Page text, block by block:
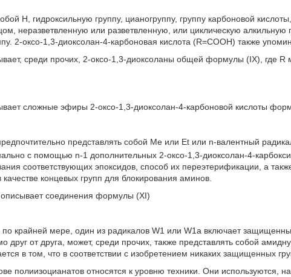
Н, гидроксильную группу, цианогруппу, группу карбоновой
неразветвленную или разветвленную, или циклическую алкильную
2-оксо-1,3-диоксолан-4-карбоновая кислота (R=СООН) также
среди прочих, 2-оксо-1,3-диоксоланы общей формулы (IX), где R
сложные эфиры 2-оксо-1,3-диоксолан-4-карбоновой кислоты
представлять собой Me или Et или n-валентный
с помощью n-1 дополнительных 2-оксо-1,3-диоксолан-4-
соответствующих эпоксидов, способ их переэтерификации, а
качестве концевых групп для блокирования аминов.
соединения формулы (XI)
крайней мере, один из радикалов W1 или W1a включает
друг от друга, может, среди прочих, также представлять собой
в том, что в соответствии с изобретением никаких защищенных
полиизоцианатов относятся к уровню техники. Они используются,